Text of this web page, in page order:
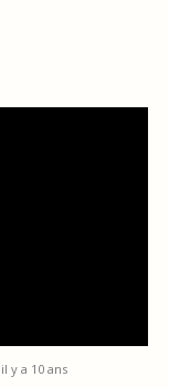
il y a 10 ans